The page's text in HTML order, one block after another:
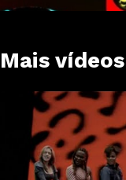
Mais vídeos